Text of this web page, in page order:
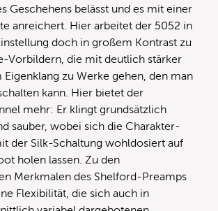
Geschehens belässt und es mit einer
anreichert. Hier arbeitet der 5052 in
doch in großem Kontrast zu
Vorbildern, die mit deutlich stärker
Eigenklang zu Werke gehen, den man
kann. Hier bietet der
mehr: Er klingt grundsätzlich
sauber, wobei sich die Charakter-
der Silk-Schaltung wohldosiert auf
holen lassen. Zu den
Merkmalen des Shelford-Preamps
Flexibilität, die sich auch in